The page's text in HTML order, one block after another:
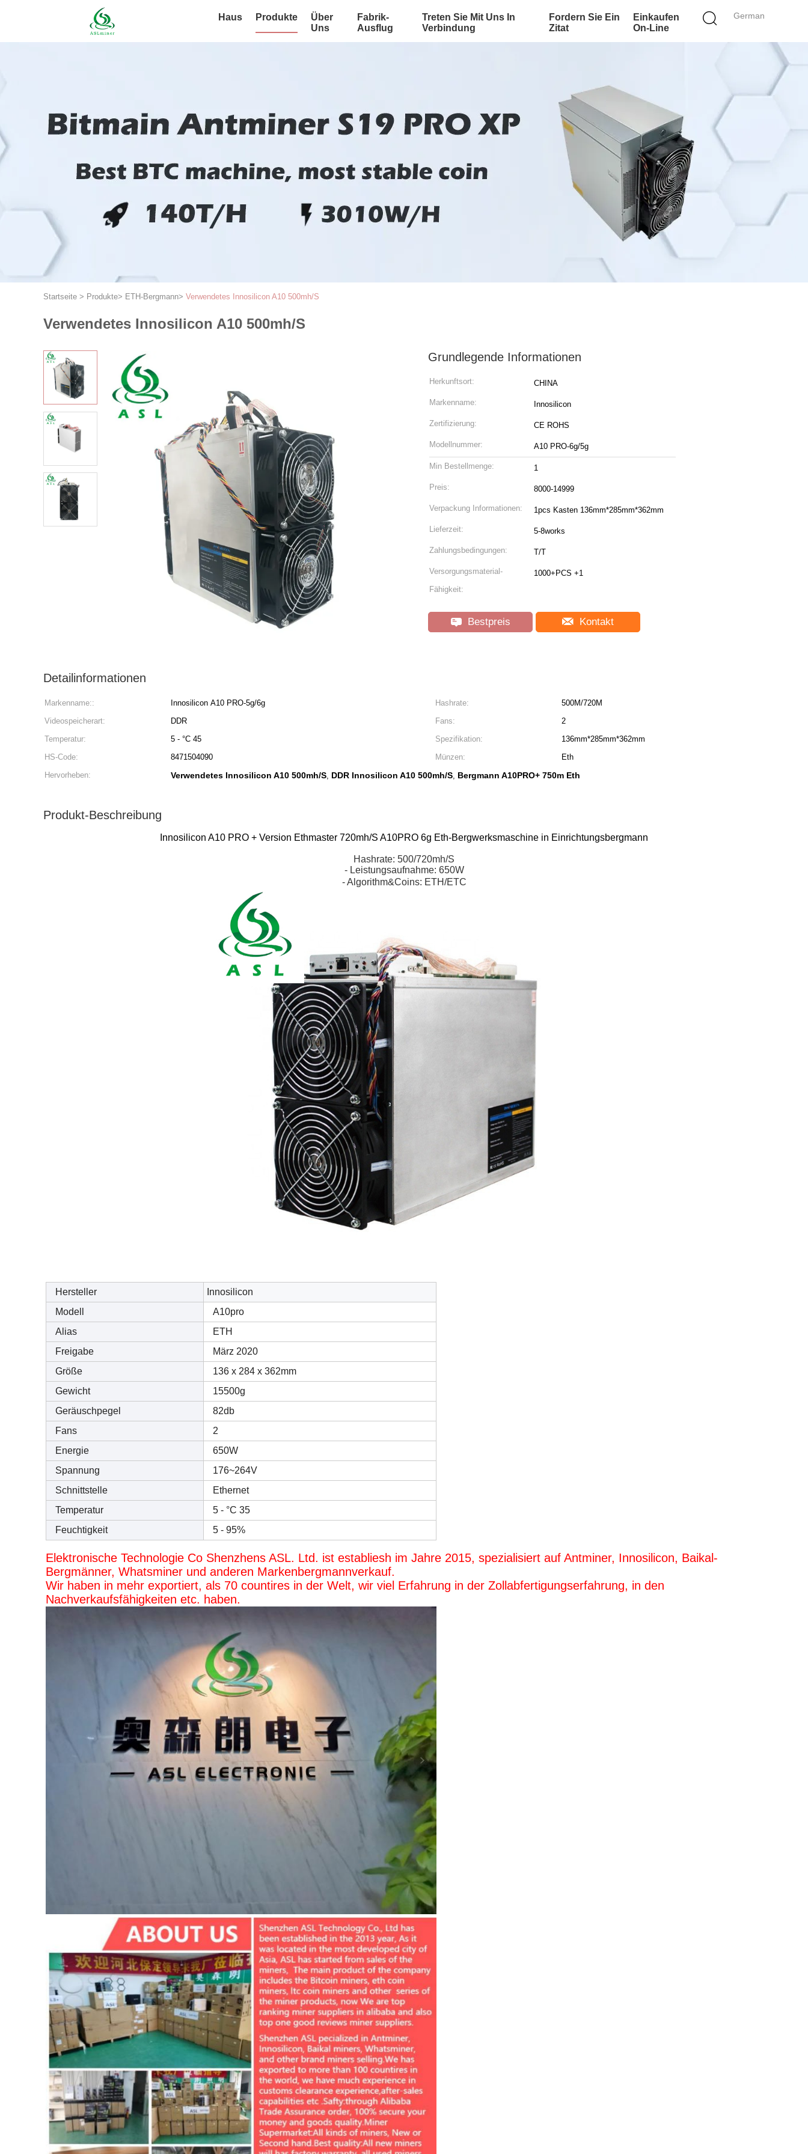
German
Haus Produkte
Über
Uns
Fabrik-
Ausflug
Treten Sie Mit Uns In
Verbindung
Fordern Sie Ein
Zitat
Einkaufen
On-Line
Startseite > Produkte> ETH-Bergmann> Verwendetes Innosilicon A10 500mh/S
Verwendetes Innosilicon A10 500mh/S
Grundlegende Informationen
Herkunftsort: CHINA
Markenname: Innosilicon
Zertifizierung: CE ROHS
Modellnummer: A10 PRO-6g/5g
Min Bestellmenge: 1
Preis: 8000-14999
Verpackung Informationen: 1pcs Kasten 136mm*285mm*362mm
Lieferzeit: 5-8works
Zahlungsbedingungen: T/T
Versorgungsmaterial-
Fähigkeit:
1000+PCS +1
Bestpreis Kontakt
Detailinformationen
Markenname:: Innosilicon A10 PRO-5g/6g Hashrate:
500M/720M
Videospeicherart:
DDR Fans:
2
Temperatur:
5 - °C 45 Spezifikation:
136mm*285mm*362mm
HS-Code:
8471504090 Münzen:
Eth
Hervorheben:
Verwendetes Innosilicon A10 500mh/S, DDR Innosilicon A10 500mh/S, Bergmann A10PRO+ 750m Eth
Produkt-Beschreibung
Innosilicon A10 PRO + Version Ethmaster 720mh/S A10PRO 6g Eth-Bergwerksmaschine in Einrichtungsbergmann
Hashrate: 500/720mh/S
- Leistungsaufnahme: 650W
-Algorithm&Coins: ETH/ETC
Hersteller
Innosilicon
Modell
A10pro
Alias
ETH
Freigabe
März 2020
Größe
136 x 284 x 362mm
Gewicht
15500g
Geräuschpegel
82db
Fans
2
Energie
650W
Spannung
176~264V
Schnittstelle
Ethernet
Temperatur
5 - °C 35
Feuchtigkeit
5 - 95%
Elektronische Technologie Co Shenzhens ASL. Ltd. ist establiesh im Jahre 2015, spezialisiert auf Antminer, Innosilicon, Baikal-
Bergmänner, Whatsminer und anderen Markenbergmannverkauf.
Wir haben in mehr exportiert, als 70 countires in der Welt, wir viel Erfahrung in der Zollabfertigungserfahrung, in den
Nachverkaufsfähigkeiten etc. haben.